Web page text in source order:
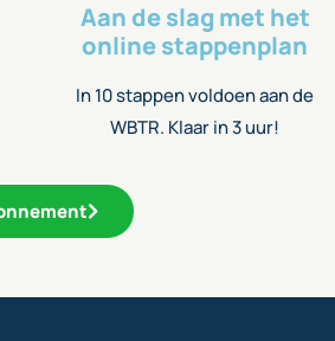
Aan de slag met het
online stappenplan
In 10 stappen voldoen aan de
WBTR. Klaar in 3 uur!